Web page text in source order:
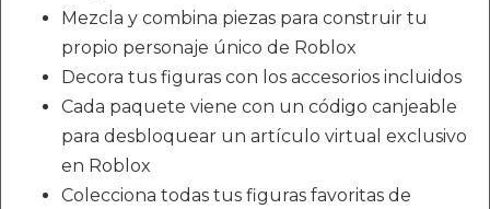
Mezcla y combina piezas para construir tu
propio personaje único de Roblox
Decora tus figuras con los accesorios incluidos
Cada paquete viene con un código canjeable
para desbloquear un artículo virtual exclusivo
en Roblox
Colecciona todas tus figuras favoritas de